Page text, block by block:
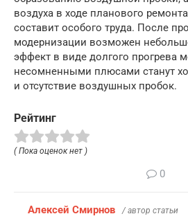
воздуха в ходе планового
составит особого труда. После
модернизации возможен
эффект в виде долгого прогрева
несомненными плюсами станут
и отсутствие воздушных пробок.
Рейтинг
( Пока оценок нет )
0
Алексей Смирнов / автор статьи